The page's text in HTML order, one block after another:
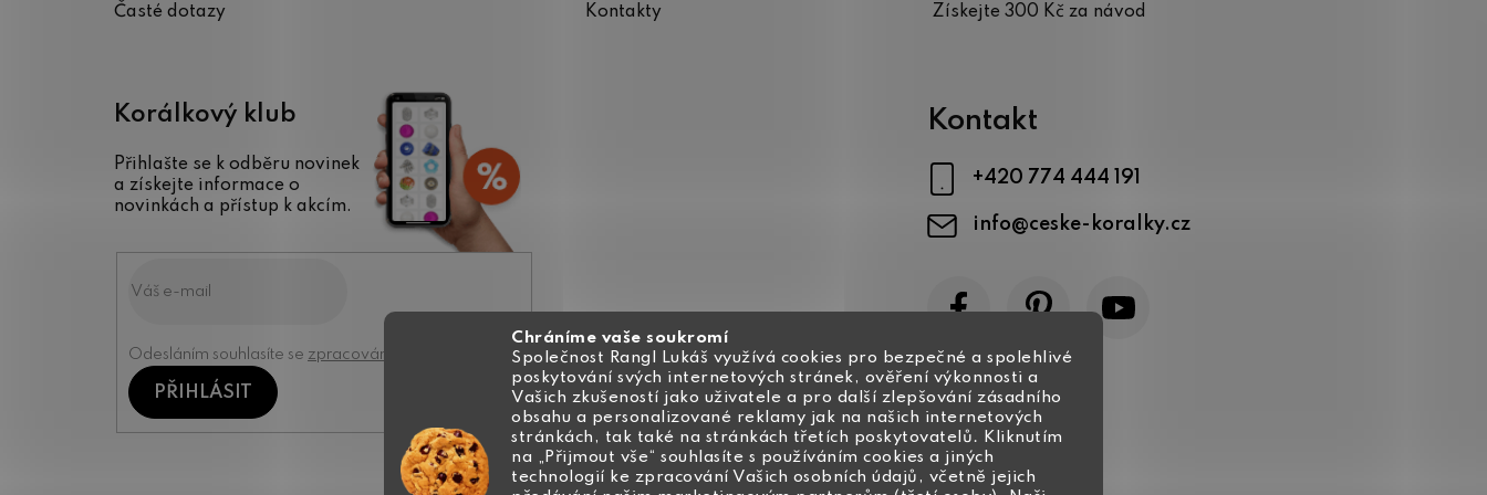
Chráníme vaše soukromí
Společnost Rangl Lukáš využívá cookies pro bezpečné a spolehlivé
poskytování svých internetových stránek, ověření výkonnosti a
Vašich zkušeností jako uživatele a pro další zlepšování zásadního
obsahu a personalizované reklamy jak na našich internetových
stránkách, tak také na stránkách třetích poskytovatelů. Kliknutím
na „Přijmout vše“ souhlasíte s používáním cookies a jiných
technologií ke zpracování Vašich osobních údajů, včetně jejich
Časté dotazy Kontakty Získejte 300 Kč za návod
Korálkový klub
Přihlašte se k odběru novinek
a získejte informace o
novinkách a přístup k akcím.
Odesláním souhlasíte se zpracováním osobních údajů
PŘIHLÁSIT
Kontakt
info@ceske-koralky.cz
+420 774 444 191